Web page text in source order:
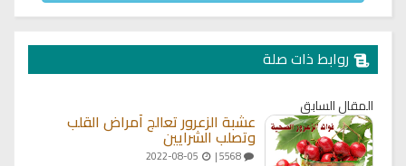
روابط ذات صلة
المقال السابق
عشبة الزعرور تعالج أمراض القلب
وتصلب الشرايين
5568 |